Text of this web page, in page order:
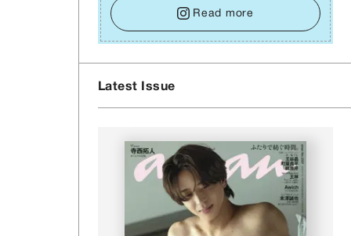
い⾔葉に流されないよう、⼼にしっかりブレーキ
をかけること。この意識の切り替えが、あなたに
確かな安⼼感をもたらすはずです。
Read more
Latest Issue